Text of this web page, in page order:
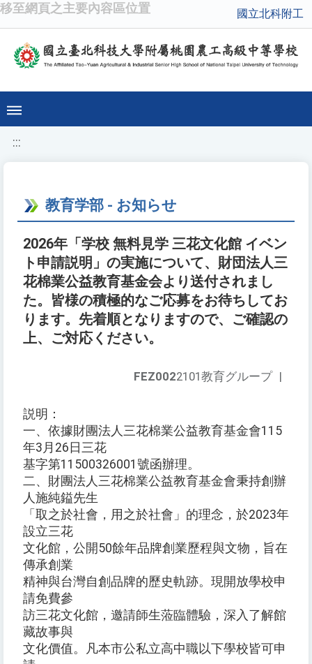
移至網頁之主要內容區位置 國立北科附工
:::
教育学部 - お知らせ
2026年「学校 無料見学 三花文化館 イベン
ト申請説明」の実施について、財団法人三
花棉業公益教育基金会より送付されまし
た。皆様の積極的なご応募をお待ちしてお
ります。先着順となりますので、ご確認の
上、ご対応ください。
FEZ0022101教育グループ |
説明：
一、依據財團法人三花棉業公益教育基金會115
年3月26日三花
基字第11500326001號函辦理。
二、財團法人三花棉業公益教育基金會秉持創辦
人施純鎰先生
「取之於社會，用之於社會」的理念，於2023年
設立三花
文化館，公開50餘年品牌創業歷程與文物，旨在
傳承創業
精神與台灣自創品牌的歷史軌跡。現開放學校申
請免費參
訪三花文化館，邀請師生蒞臨體驗，深入了解館
藏故事與
文化價值。凡本市公私立高中職以下學校皆可申